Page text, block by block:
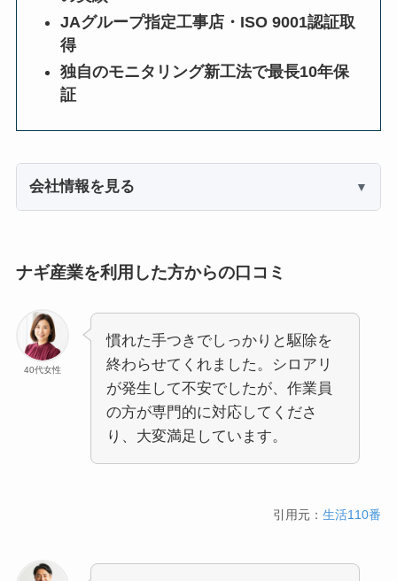
JAグループ指定工事店・ISO 9001認証取
得
独自のモニタリング新工法で最長10年保
証
会社情報を見る
ナギ産業を利用した方からの口コミ
40代女性
慣れた手つきでしっかりと駆除を
終わらせてくれました。シロアリ
が発生して不安でしたが、作業員
の方が専門的に対応してくださ
り、大変満足しています。
引用元：生活110番